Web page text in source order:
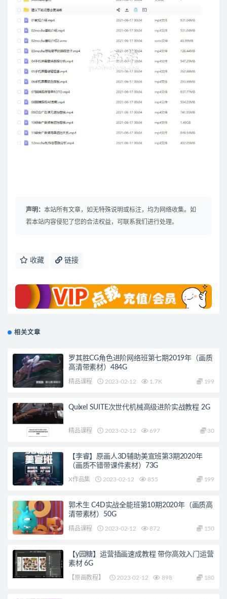
声明： 本站所有文章，如无特殊说明或标注，均为网络收集。如
若本站内容侵犯了您的合法权益，可联系我们进行处理。
收藏 链接
相关文章
罗其胜CG角色进阶网络班第七期2019年（画质
高清带素材）484G
精品课程 2023-02-12 1.7K 199
Quixel SUITE次世代机械高级进阶实战教程 2G
精品课程 2023-02-12 697 30
【李睿】原画人3D辅助美宣班第3期2020年
（画质不错带课件素材）73G
X作品集 2023-02-12 855 199
郭术生 C4D实战全能班第10期2020年（画质高
清带素材）50G
精品课程 2023-02-12 872 150
【y园糖】运营插画速成教程 带你高效入门运营
素材 6G
【原画教程】 2023-02-12 898 180